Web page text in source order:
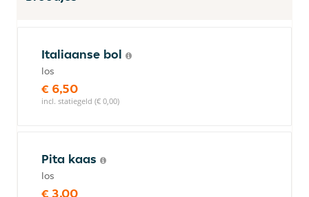
Italiaanse bol
los
€ 6,50
incl. statiegeld (€ 0,00)
Pita kaas
los
€ 3,00